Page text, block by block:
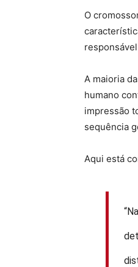
O
A maioria
humano
impressão
sequência
Aqui está